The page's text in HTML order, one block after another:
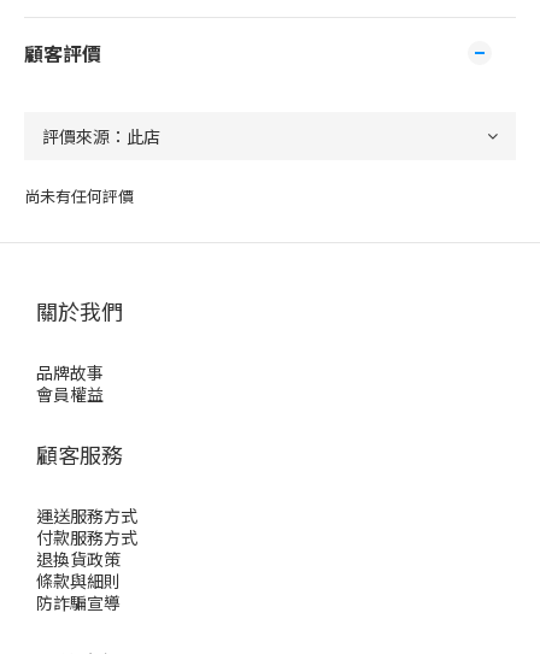
顧客評價
尚未有任何評價
關於我們
品牌故事
會員權益
顧客服務
運送服務方式
付款服務方式
退換貨政策
條款與細則
防詐騙宣導